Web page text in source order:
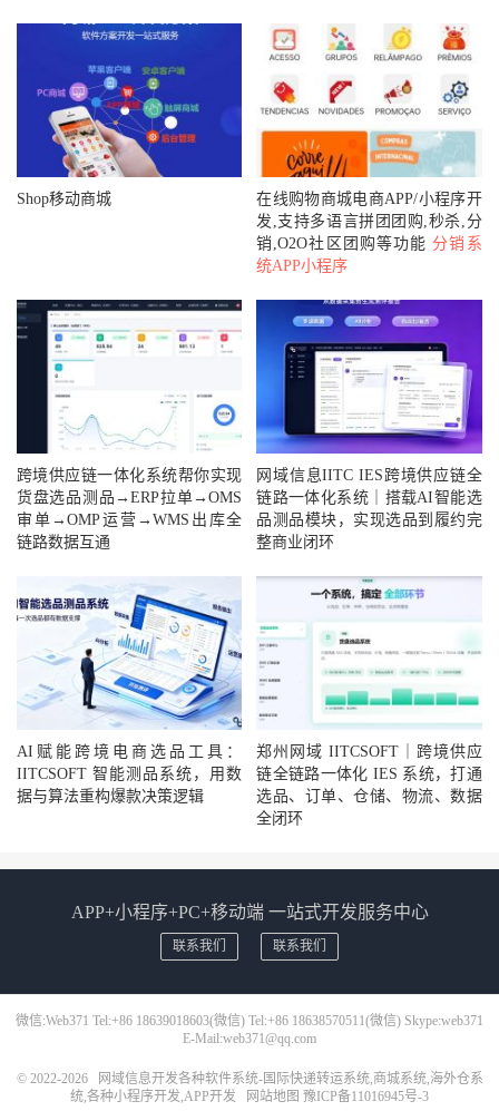
Shop移动商城
在线购物商城电商APP/小程序开
发,支持多语言拼团团购,秒杀,分
销,O2O社区团购等功能 分销系
统APP小程序
跨境供应链一体化系统帮你实现
货盘选品测品→ERP拉单→OMS
审单→OMP运营→WMS出库全
链路数据互通
网域信息IITC IES跨境供应链全
链路一体化系统｜搭载AI智能选
品测品模块，实现选品到履约完
整商业闭环
AI赋能跨境电商选品工具：
IITCSOFT 智能测品系统，用数
据与算法重构爆款决策逻辑
郑州网域 IITCSOFT｜跨境供应
链全链路一体化 IES 系统，打通
选品、订单、仓储、物流、数据
全闭环
APP+小程序+PC+移动端 一站式开发服务中心
联系我们 联系我们
微信:Web371 Tel:+86 18639018603(微信) Tel:+86 18638570511(微信) Skype:web371
E-Mail:web371@qq.com
© 2022-2026
网域信息开发各种软件系统-国际快递转运系统,商城系统,海外仓系
统,各种小程序开发,APP开发
网站地图 豫ICP备11016945号-3